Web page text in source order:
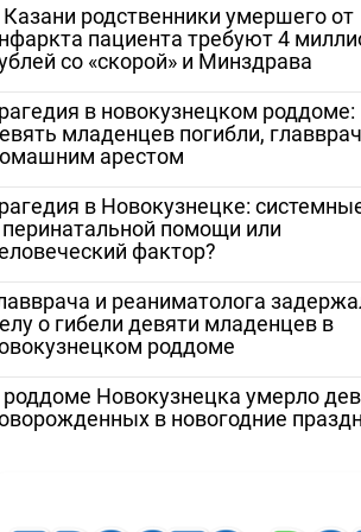
Казани родственники умершего от
пациента требуют 4
со «скорой» и Минздрава
в новокузнецком роддоме:
младенцев погибли,
арестом
в Новокузнецке:
перинатальной помощи или
фактор?
и реаниматолога
о гибели девяти младенцев в
роддоме
роддоме Новокузнецка умерло
в новогодние